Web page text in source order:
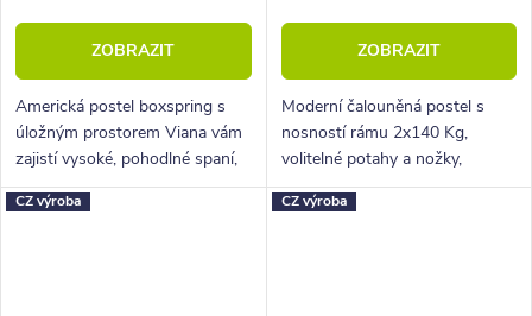
ZOBRAZIT
Americká postel boxspring s
úložným prostorem Viana vám
zajistí vysoké, pohodlné spaní,
úložný prostor i krásný
designový prvek do vaší
ZOBRAZIT
Moderní čalouněná postel s
nosností rámu 2x140 Kg,
volitelné potahy a nožky,
hluboký úložný prostor.
CZ výroba CZ výroba